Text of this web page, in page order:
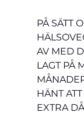
PÅ SÄTT
AV MED
LAGT PÅ
HÄNT
EXTRA